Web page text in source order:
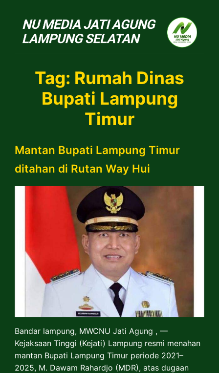
NU
Tag: Rumah Dinas
Bupati Lampung
Timur
Mantan Bupati Lampung Timur
ditahan di Rutan Way Hui
Bandar lampung, MWCNU Jati Agung , —
Kejaksaan Tinggi (Kejati) Lampung resmi menahan
mantan Bupati Lampung Timur periode 2021–
2025, M. Dawam Rahardjo (MDR), atas dugaan